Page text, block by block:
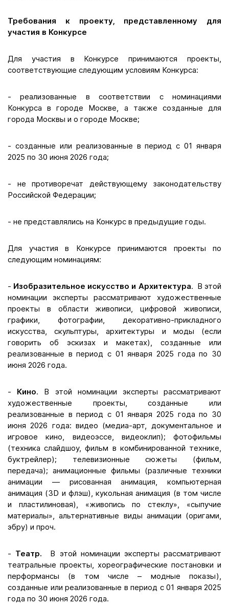
Требования к проекту, представленному для
участия в Конкурсе
Для участия в Конкурсе принимаются проекты,
соответствующие следующим условиям Конкурса:
- реализованные в соответствии с номинациями
Конкурса в городе Москве, а также созданные для
города Москвы и о городе Москве;
- созданные или реализованные в период с 01 января
2025 по 30 июня 2026 года;
- не противоречат действующему законодательству
Российской Федерации;
- не представлялись на Конкурс в предыдущие годы.
Для участия в Конкурсе принимаются проекты по
следующим номинациям:
- Изобразительное искусство и Архитектура. В этой
номинации эксперты рассматривают художественные
проекты в области живописи, цифровой живописи,
графики, фотографии, декоративно-прикладного
искусства, скульптуры, архитектуры и моды (если
говорить об эскизах и макетах), созданные или
реализованные в период с 01 января 2025 года по 30
июня 2026 года.
- Кино. В этой номинации эксперты рассматривают
художественные проекты, созданные или
реализованные в период с 01 января 2025 года по 30
июня 2026 года: видео (медиа-арт, документальное и
игровое кино, видеоэссе, видеоклип); фотофильмы
(техника слайдшоу, фильм в комбинированной технике,
буктрейлер); телевизионные сюжеты (фильм,
передача); анимационные фильмы (различные техники
анимации — рисованная анимация, компьютерная
анимация (3D и флэш), кукольная анимация (в том числе
и пластилиновая), «живопись по стеклу», «сыпучие
материалы», альтернативные виды анимации (оригами,
эбру) и проч.
- Театр. В этой номинации эксперты рассматривают
театральные проекты, хореографические постановки и
перформансы (в том числе – модные показы),
созданные или реализованные в период с 01 января 2025
года по 30 июня 2026 года.